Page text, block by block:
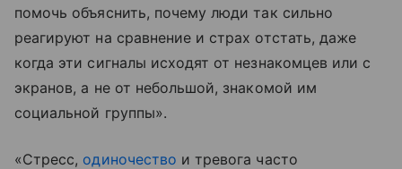
помочь объяснить, почему люди так сильно
реагируют на сравнение и страх отстать, даже
когда эти сигналы исходят от незнакомцев или с
экранов, а не от небольшой, знакомой им
социальной группы».
«Стресс, одиночество и тревога часто